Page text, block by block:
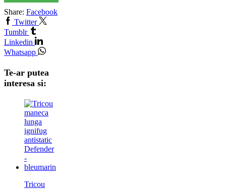
Share: Facebook
Twitter
Tumblr
Linkedin
Whatsapp
Te-ar putea
interesa si:
Tricou